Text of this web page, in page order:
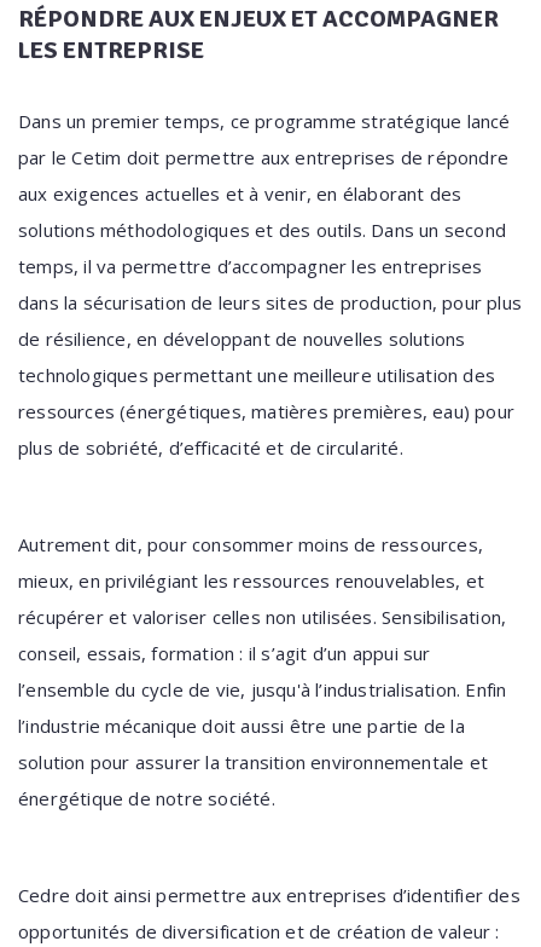
RÉPONDRE AUX ENJEUX ET ACCOMPAGNER
LES ENTREPRISE
Dans un premier temps, ce programme stratégique lancé
par le Cetim doit permettre aux entreprises de répondre
aux exigences actuelles et à venir, en élaborant des
solutions méthodologiques et des outils. Dans un second
temps, il va permettre d’accompagner les entreprises
dans la sécurisation de leurs sites de production, pour plus
de résilience, en développant de nouvelles solutions
technologiques permettant une meilleure utilisation des
ressources (énergétiques, matières premières, eau) pour
plus de sobriété, d’efficacité et de circularité.
Autrement dit, pour consommer moins de ressources,
mieux, en privilégiant les ressources renouvelables, et
récupérer et valoriser celles non utilisées. Sensibilisation,
conseil, essais, formation : il s’agit d’un appui sur
l’ensemble du cycle de vie, jusqu'à l’industrialisation. Enfin
l’industrie mécanique doit aussi être une partie de la
solution pour assurer la transition environnementale et
énergétique de notre société.
Cedre doit ainsi permettre aux entreprises d’identifier des
opportunités de diversification et de création de valeur :